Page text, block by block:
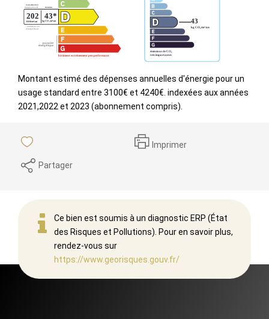
Montant estimé des dépenses annuelles d'énergie pour un
usage standard entre 3100€ et 4240€. indexées aux années
2021,2022 et 2023 (abonnement compris).
Imprimer
Partager
Ce bien est soumis à un diagnostic ERP (État
des Risques et Pollutions). Pour en savoir plus,
rendez-vous sur
https://www.georisques.gouv.fr/